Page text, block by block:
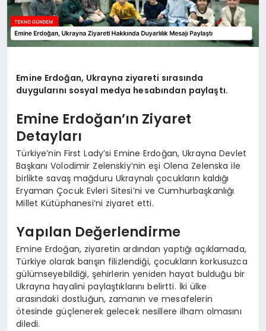
Emine Erdoğan, Ukrayna ziyareti sırasında
duygularını sosyal medya hesabından paylaştı.
Emine Erdoğan’ın Ziyaret
Detayları
Türkiye’nin First Lady’si Emine Erdoğan, Ukrayna Devlet
Başkanı Volodimir Zelenskiy’nin eşi Olena Zelenska ile
birlikte savaş mağduru Ukraynalı çocukların kaldığı
Eryaman Çocuk Evleri Sitesi’ni ve Cumhurbaşkanlığı
Millet Kütüphanesi’ni ziyaret etti.
Yapılan Değerlendirme
Emine Erdoğan, ziyaretin ardından yaptığı açıklamada,
Türkiye olarak barışın filizlendiği, çocukların korkusuzca
gülümseyebildiği, şehirlerin yeniden hayat bulduğu bir
Ukrayna hayalini paylaştıklarını belirtti. İki ülke
arasındaki dostluğun, zamanın ve mesafelerin
ötesinde güçlenerek gelecek nesillere ilham olmasını
diledi.